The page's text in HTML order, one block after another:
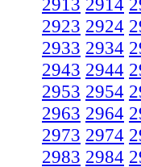
2923 2924
2933 2934
2943 2944
2953 2954
2963 2964
2973 2974
2983 2984